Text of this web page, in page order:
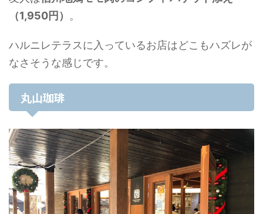
（1,950円） 。
ハルニレテラスに入っているお店はどこもハズレが
なさそうな感じです。
丸山珈琲